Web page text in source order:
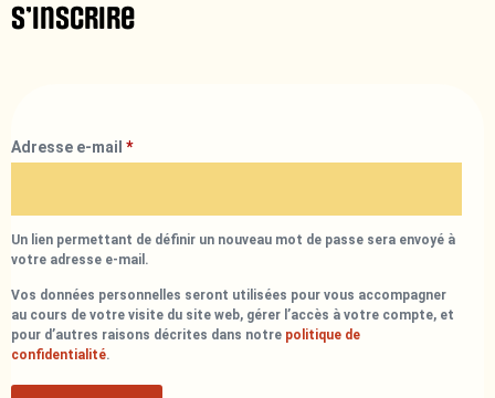
S’inscrire
Adresse e-mail *
Un lien permettant de définir un nouveau mot de passe sera envoyé à
votre adresse e-mail.
Vos données personnelles seront utilisées pour vous accompagner
au cours de votre visite du site web, gérer l’accès à votre compte, et
pour d’autres raisons décrites dans notre politique de
confidentialité.